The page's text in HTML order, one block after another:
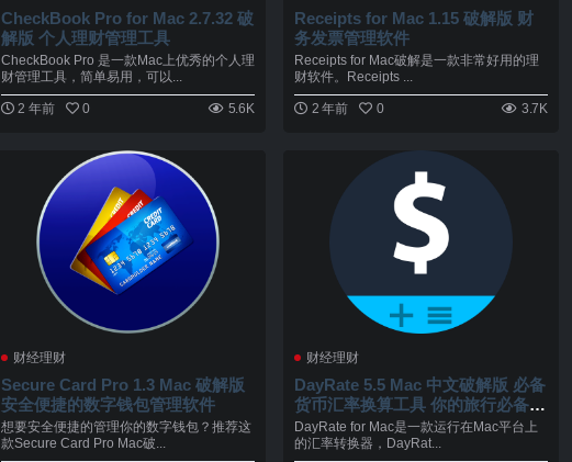
CheckBook Pro for Mac 2.7.32 破
解版 个人理财管理工具
CheckBook Pro 是一款Mac上优秀的个人理
财管理工具，简单易用，可以...
2 年前 0 5.6K
Receipts for Mac 1.15 破解版 财
务发票管理软件
Receipts for Mac破解是一款非常好用的理
财软件。Receipts ...
2 年前 0 3.7K
财经理财
Secure Card Pro 1.3 Mac 破解版
安全便捷的数字钱包管理软件
想要安全便捷的管理你的数字钱包？推荐这
款Secure Card Pro Mac破...
财经理财
DayRate 5.5 Mac 中文破解版 必备
货币汇率换算工具 你的旅行必备工‪
具
DayRate for Mac是一款运行在Mac平台上
的汇率转换器，DayRat...